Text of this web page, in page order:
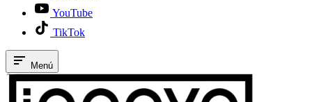
YouTube
TikTok
Menú